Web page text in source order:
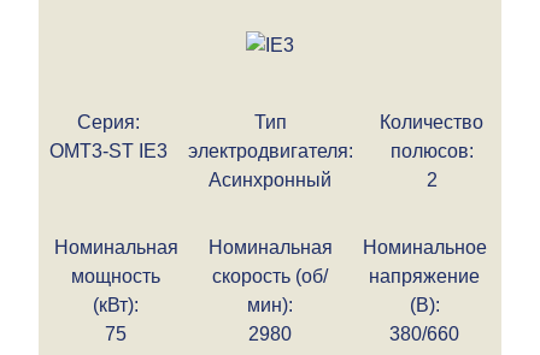
Серия:
OMT3-ST IE3
Тип
электродвигателя:
Асинхронный
Количество
полюсов:
2
Номинальная
мощность
(кВт):
75
Номинальная
скорость (об/
мин):
2980
Номинальное
напряжение
(В):
380/660